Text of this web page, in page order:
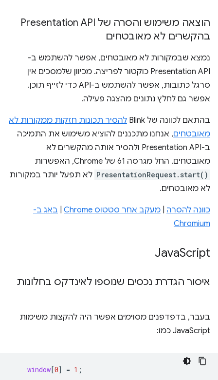
הוצאה משימוש והסרה של Presentation API
בהקשרים לא מאובטחים
נמצא שבמקורות לא מאובטחים, אפשר להשתמש ב-
Presentation API כוקטור לפריצה. מכיוון שלמסכים אין
סרגל כתובות, אפשר להשתמש ב-API כדי לזייף תוכן.
אפשר גם לחלץ נתונים מהצגה פעילה.
בהתאם לכוונה של Blink
להסיר תכונות חזקות ממקורות לא
מאובטחים, אנחנו מתכננים להוציא משימוש את התמיכה
ב-Presentation API ולהסיר אותה מהקשרים לא
מאובטחים. החל מגרסה 61 של Chrome, האפשרות
PresentationRequest.start() לא תפעל יותר במקורות
לא מאובטחים.
כוונה להסרה מעקב אחר סטטוס Chrome
באג ב-
Chromium
JavaScript
איסור הגדרת נכסים שנוספו לאינדקס בחלונות
בעבר, בדפדפנים מסוימים אפשר היה להקצות משימות
JavaScript כמו:
window[0] = 1 ;